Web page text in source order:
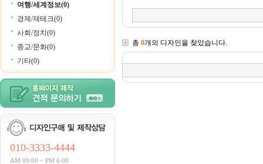
여행/세계정보(0)
경제/재테크(0)
사회/정치(0)
종교/문화(0)
기타(0)
010-3333-4444
AM 09:00 ~ PM 6:00
총 0개의 디자인을 찾았습니다.